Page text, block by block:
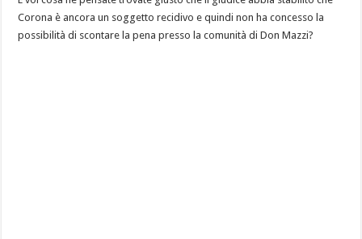
Corona è ancora un soggetto recidivo e quindi non ha concesso la
possibilità di scontare la pena presso la comunità di Don Mazzi?